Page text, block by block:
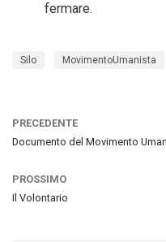
fermare.
Silo MovimentoUmanista
PRECEDENTE
Documento del Movimento
PROSSIMO
Il Volontario